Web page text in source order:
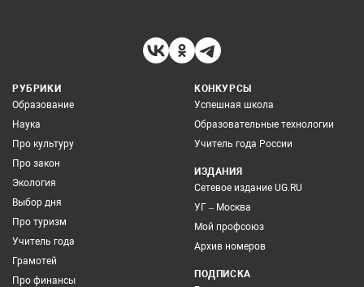
РУБРИКИ
Образование
Наука
Про культуру
Про закон
Экология
Выбор дня
Про туризм
Учитель года
Грамотей
Про финансы
КОНКУРСЫ
Успешная школа
Образовательные технологии
Учитель года России
ИЗДАНИЯ
Сетевое издание UG.RU
УГ – Москва
Мой профсоюз
Архив номеров
ПОДПИСКА